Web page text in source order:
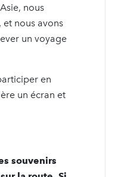
nous
nous avons
un voyage
en
un écran et
souvenirs